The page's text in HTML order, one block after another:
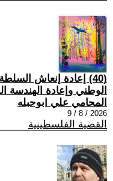
(40) إعادة إنعاش
الوطني وإعادة الهندسة
المحامي علي ابوحبله
2026 / 8 / 9
القضية الفلسطينية